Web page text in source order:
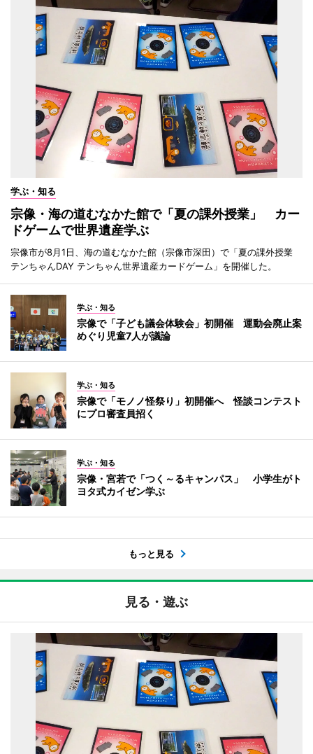
学ぶ・知る
宗像・海の道むなかた館で「夏の課外授業」 カー
ドゲームで世界遺産学ぶ
宗像市が8月1日、海の道むなかた館（宗像市深田）で「夏の課外授業
テンちゃんDAY テンちゃん世界遺産カードゲーム」を開催した。
学ぶ・知る
宗像で「子ども議会体験会」初開催 運動会廃止案
めぐり児童7人が議論
学ぶ・知る
宗像で「モノノ怪祭り」初開催へ 怪談コンテスト
にプロ審査員招く
学ぶ・知る
宗像・宮若で「つく～るキャンパス」 小学生がト
ヨタ式カイゼン学ぶ
もっと見る
見る・遊ぶ